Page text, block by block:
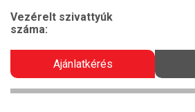
Vezérelt szivattyúk
száma:
Ajánlatkérés